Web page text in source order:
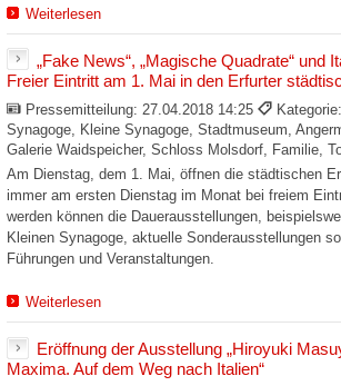
Weiterlesen
„Fake News“, „Magische Quadrate“ und
Freier Eintritt am 1. Mai in den Erfurter
Pressemitteilung: 27.04.2018 14:25
Synagoge, Kleine Synagoge, Stadtmuseum,
Galerie Waidspeicher, Schloss Molsdorf, Familie,
Am Dienstag, dem 1. Mai, öffnen die städtischen
immer am ersten Dienstag im Monat bei freiem
werden können die Dauerausstellungen,
Kleinen Synagoge, aktuelle Sonderausstellungen
Führungen und Veranstaltungen.
Weiterlesen
Eröffnung der Ausstellung „Hiroyuki
Maxima. Auf dem Weg nach Italien“